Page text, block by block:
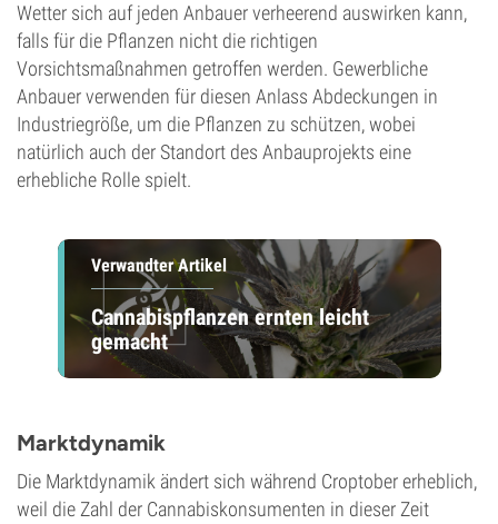
Wetter sich auf jeden Anbauer verheerend auswirken kann,
falls für die Pflanzen nicht die richtigen
Vorsichtsmaßnahmen getroffen werden. Gewerbliche
Anbauer verwenden für diesen Anlass Abdeckungen in
Industriegröße, um die Pflanzen zu schützen, wobei
natürlich auch der Standort des Anbauprojekts eine
erhebliche Rolle spielt.
Verwandter Artikel
Cannabispflanzen ernten leicht
gemacht
Marktdynamik
Die Marktdynamik ändert sich während Croptober erheblich,
weil die Zahl der Cannabiskonsumenten in dieser Zeit